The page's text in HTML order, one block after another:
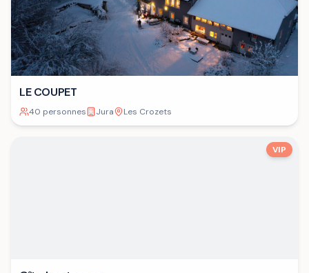
LE COUPET
40 personnes Jura Les Crozets
VIP